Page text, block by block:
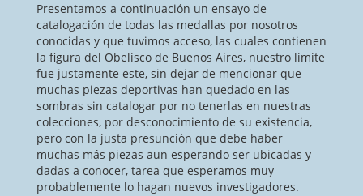
Presentamos a continuación un ensayo de
catalogación de todas las medallas por nosotros
conocidas y que tuvimos acceso, las cuales contienen
la figura del Obelisco de Buenos Aires, nuestro limite
fue justamente este, sin dejar de mencionar que
muchas piezas deportivas han quedado en las
sombras sin catalogar por no tenerlas en nuestras
colecciones, por desconocimiento de su existencia,
pero con la justa presunción que debe haber
muchas más piezas aun esperando ser ubicadas y
dadas a conocer, tarea que esperamos muy
probablemente lo hagan nuevos investigadores.